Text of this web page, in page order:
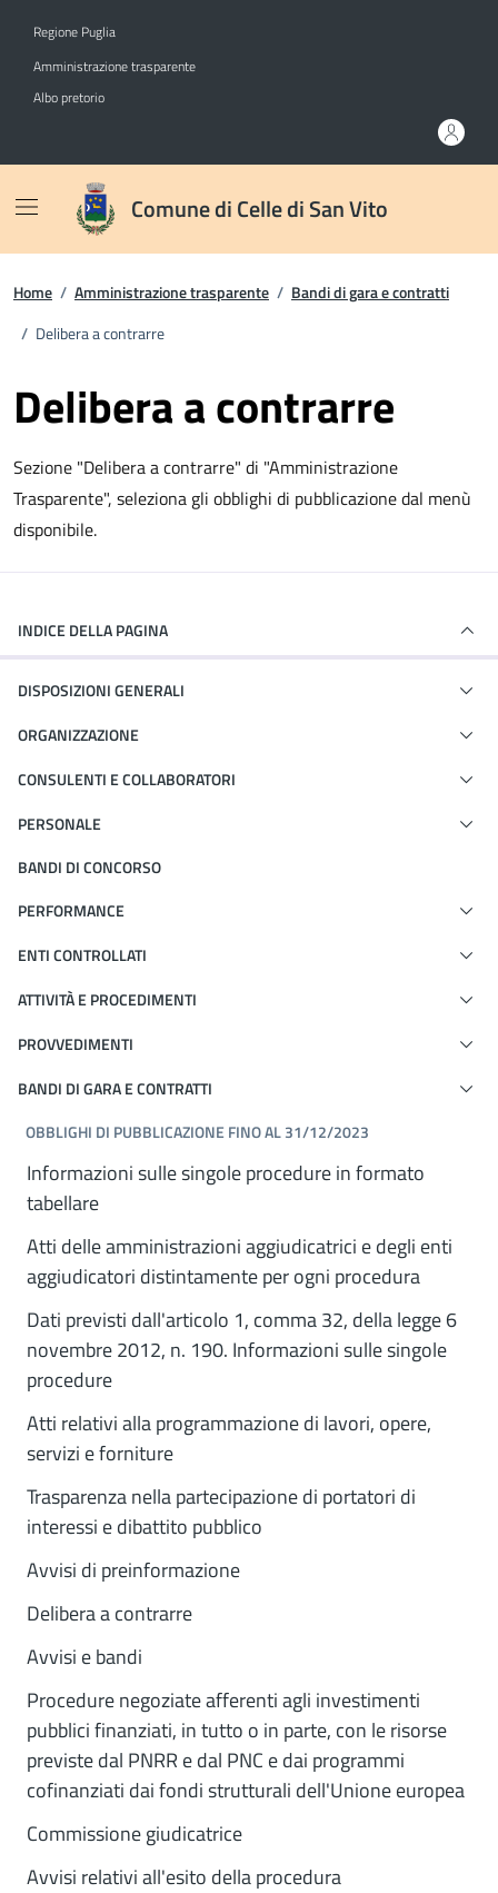
Regione Puglia
Amministrazione trasparente
Albo pretorio
Comune di Celle di San Vito
Home / Amministrazione trasparente / Bandi di gara e contratti
/ Delibera a contrarre
Delibera a contrarre
Sezione "Delibera a contrarre" di "Amministrazione
Trasparente", seleziona gli obblighi di pubblicazione dal menù
disponibile.
INDICE DELLA PAGINA
DISPOSIZIONI GENERALI
ORGANIZZAZIONE
CONSULENTI E COLLABORATORI
PERSONALE
BANDI DI CONCORSO
PERFORMANCE
ENTI CONTROLLATI
ATTIVITÀ E PROCEDIMENTI
PROVVEDIMENTI
BANDI DI GARA E CONTRATTI
OBBLIGHI DI PUBBLICAZIONE FINO AL 31/12/2023
Informazioni sulle singole procedure in formato
tabellare
Atti delle amministrazioni aggiudicatrici e degli enti
aggiudicatori distintamente per ogni procedura
Dati previsti dall'articolo 1, comma 32, della legge 6
novembre 2012, n. 190. Informazioni sulle singole
procedure
Atti relativi alla programmazione di lavori, opere,
servizi e forniture
Trasparenza nella partecipazione di portatori di
interessi e dibattito pubblico
Avvisi di preinformazione
Delibera a contrarre
Avvisi e bandi
Procedure negoziate afferenti agli investimenti
pubblici finanziati, in tutto o in parte, con le risorse
previste dal PNRR e dal PNC e dai programmi
cofinanziati dai fondi strutturali dell'Unione europea
Commissione giudicatrice
Avvisi relativi all'esito della procedura